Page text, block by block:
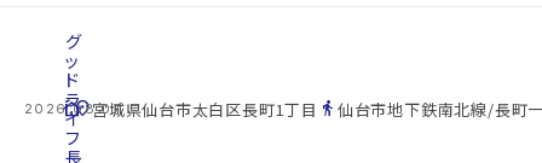
2026.08.07
cottage
グ
ッ
ド
ラ
イ
フ
長
location_on宮城県仙台市太白区長町1丁目 directions_walk 仙台市地下鉄南北線/長町